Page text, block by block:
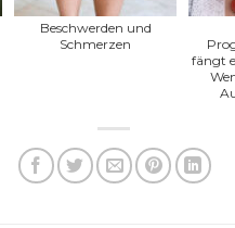
Beschwerden und
Schmerzen
fängt